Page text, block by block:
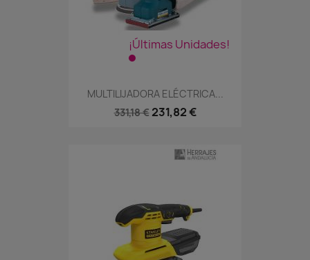
¡Últimas Unidades!
MULTILIJADORA ELÉCTRICA...
331,18 € 231,82 €